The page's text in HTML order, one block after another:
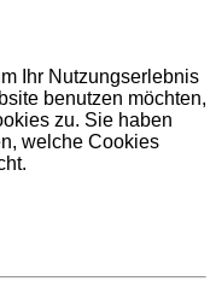
Ihr Nutzungserlebnis
benutzen möchten,
zu. Sie haben
welche Cookies